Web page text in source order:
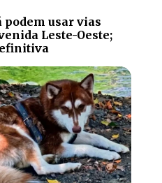
podem usar vias
Leste-Oeste;